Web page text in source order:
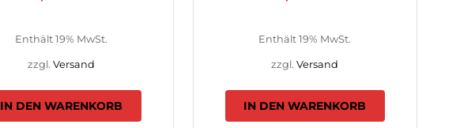
Enthält 19% MwSt.
zzgl.Versand
IN DEN WARENKORB
Enthält 19% MwSt.
zzgl.Versand
IN DEN WARENKORB